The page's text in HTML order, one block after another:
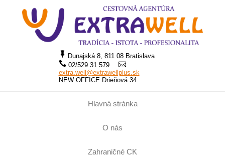
Dunajská 8, 811 08 Bratislava
02/529 31 579
extra.well@extrawellplus.sk
NEW OFFICE Drieňová 34
Hlavná stránka
O nás
Zahraničné CK